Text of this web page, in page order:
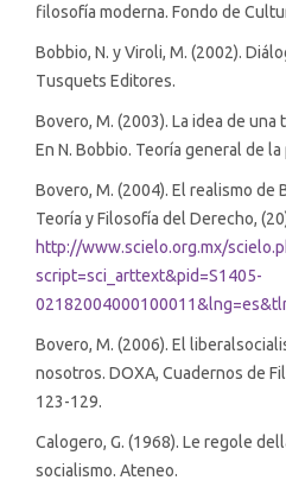
filosofía moderna. Fondo de
Bobbio, N. y Viroli, M. (2002).
Tusquets Editores.
Bovero, M. (2003). La idea de
En N. Bobbio. Teoría general de
Bovero, M. (2004). El realismo de
Teoría y Filosofía del Derecho,
http://www.scielo.org.mx/
script=sci_arttext&pid=S1405-
Bovero, M. (2006). El
nosotros. DOXA, Cuadernos de
123-129.
Calogero, G. (1968). Le regole
socialismo. Ateneo.